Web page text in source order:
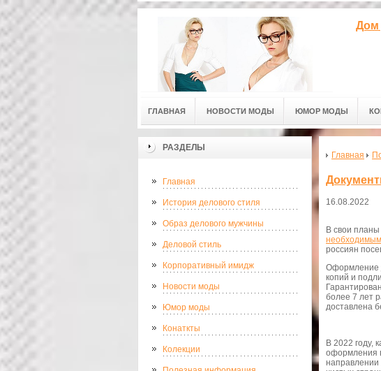
Дом
ГЛАВНАЯ НОВОСТИ МОДЫ ЮМОР МОДЫ
РАЗДЕЛЫ
Главная
История делового стиля
Образ делового мужчины
Деловой стиль
Корпоративный имидж
Новости моды
Юмор моды
Конаткты
Колекции
Главная
16.08.2022
В свои
россиян
Оформление
копий и
более 7 лет
доставлена
В 2022 году,
оформления
направлении